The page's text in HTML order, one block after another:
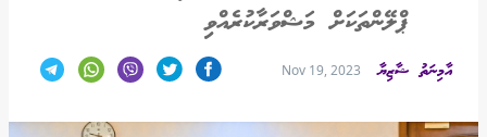
ޕްލޭންތަކަށް މަޝްވަރާކުރެއްވި
އާމިނަތު ޝާޒިޔާ Nov 19, 2023